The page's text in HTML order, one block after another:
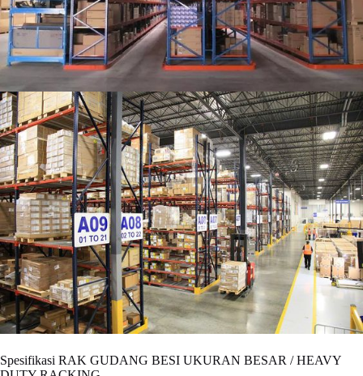
Spesifikasi RAK GUDANG BESI UKURAN BESAR / HEAVY